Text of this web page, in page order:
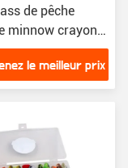
de pêche
minnow crayon
de pêche de
le meilleur prix